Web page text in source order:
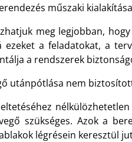
műszaki kialakítása
meg legjobban,
a feladatokat, a
a rendszerek
utánpótlása nem
szükséges. Azok a
légrésein keresztül